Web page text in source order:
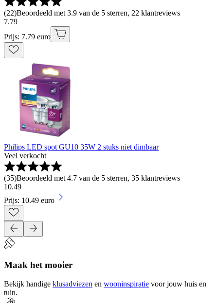
(22)Beoordeeld met 3.9 van de 5 sterren, 22 klantreviews
7.79
Prijs: 7.79 euro
Philips LED spot GU10 35W 2 stuks niet dimbaar
Veel verkocht
(35)Beoordeeld met 4.7 van de 5 sterren, 35 klantreviews
10.49
Prijs: 10.49 euro
Maak het mooier
Bekijk handige klusadviezen en wooninspiratie voor jouw huis en
tuin.